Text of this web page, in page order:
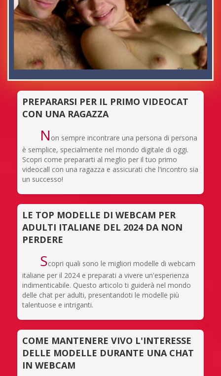
PREPARARSI PER IL PRIMO VIDEOCAT
CON UNA RAGAZZA
N on sempre incontrare una persona di persona
è semplice, specialmente nel mondo digitale di oggi.
Scopri come prepararti al meglio per il tuo primo
videocall con una ragazza e assicurati che l'incontro sia
un successo!
LE TOP MODELLE DI WEBCAM PER
ADULTI ITALIANE DEL 2024 DA NON
PERDERE
Scopri quali sono le migliori modelle di webcam
italiane per il 2024 e preparati a vivere un'esperienza
indimenticabile. Questo articolo ti guiderà nel mondo
delle chat per adulti, presentandoti le modelle più
talentuose e intriganti.
COME MANTENERE VIVO L'INTERESSE
DELLE MODELLE DURANTE UNA CHAT
IN WEBCAM